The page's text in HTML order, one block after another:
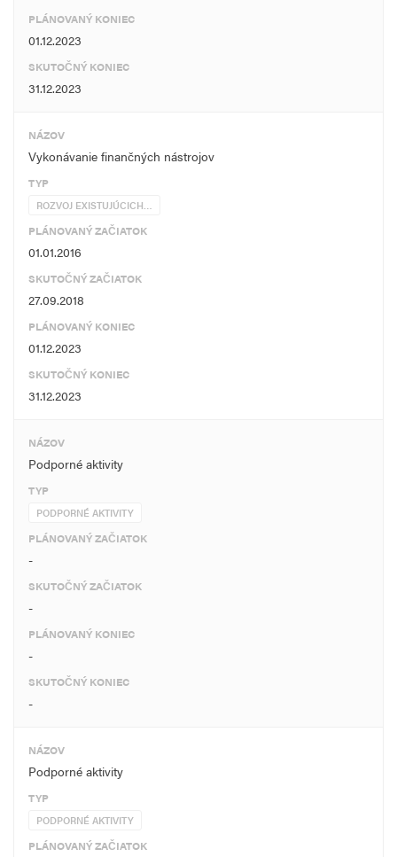
PLÁNOVANÝ KONIEC
01.12.2023
SKUTOČNÝ KONIEC
31.12.2023
NÁZOV
Vykonávanie finančných nástrojov
TYP
ROZVOJ EXISTUJÚCICH…
PLÁNOVANÝ ZAČIATOK
01.01.2016
SKUTOČNÝ ZAČIATOK
27.09.2018
PLÁNOVANÝ KONIEC
01.12.2023
SKUTOČNÝ KONIEC
31.12.2023
NÁZOV
Podporné aktivity
TYP
PODPORNÉ AKTIVITY
PLÁNOVANÝ ZAČIATOK
-
SKUTOČNÝ ZAČIATOK
-
PLÁNOVANÝ KONIEC
-
SKUTOČNÝ KONIEC
-
NÁZOV
Podporné aktivity
TYP
PODPORNÉ AKTIVITY
PLÁNOVANÝ ZAČIATOK